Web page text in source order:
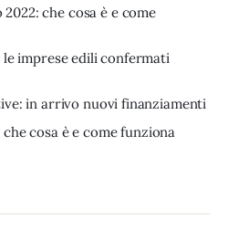
che cosa è e come
imprese edili confermati
in arrivo nuovi finanziamenti
cosa è e come funziona